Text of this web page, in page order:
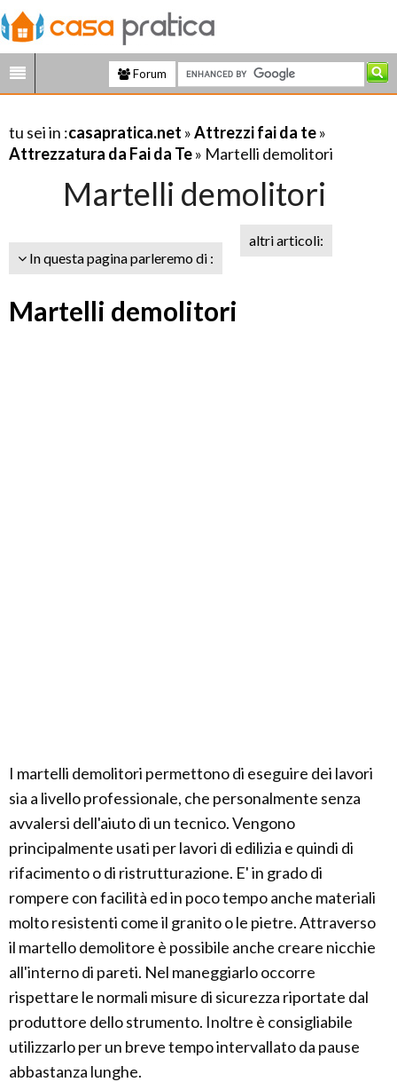
Forum
tu sei in :casapratica.net »Attrezzi fai da te»
Attrezzatura da Fai da Te» Martelli demolitori
Martelli demolitori
In questa pagina parleremo di :
altri articoli:
Martelli demolitori
I martelli demolitori permettono di eseguire dei lavori
sia a livello professionale, che personalmente senza
avvalersi dell'aiuto di un tecnico. Vengono
principalmente usati per lavori di edilizia e quindi di
rifacimento o di ristrutturazione. E' in grado di
rompere con facilità ed in poco tempo anche materiali
molto resistenti come il granito o le pietre. Attraverso
il martello demolitore è possibile anche creare nicchie
all'interno di pareti. Nel maneggiarlo occorre
rispettare le normali misure di sicurezza riportate dal
produttore dello strumento. Inoltre è consigliabile
utilizzarlo per un breve tempo intervallato da pause
abbastanza lunghe.